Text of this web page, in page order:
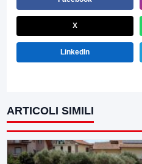
X
LinkedIn
ARTICOLI SIMILI